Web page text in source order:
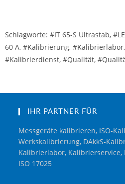
Schlagworte: #IT 65-S Ultrastab,
60 A, #Kalibrierung,
#Kalibrierdienst, #Qualität,
IHR PARTNER FÜR
Messgeräte kalibrieren, ISO-
Werkskalibrierung, DAkkS-
Kalibrierlabor,
ISO 17025